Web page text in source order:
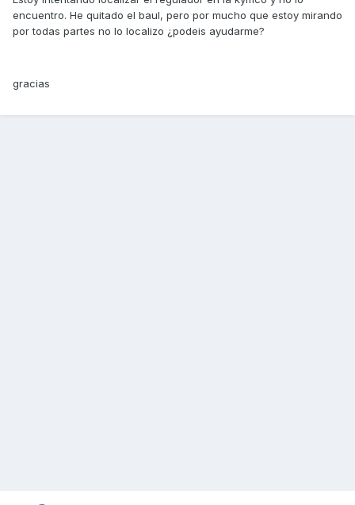
encuentro. He quitado el baul, pero por mucho que estoy mirando
por todas partes no lo localizo ¿podeis ayudarme?
gracias